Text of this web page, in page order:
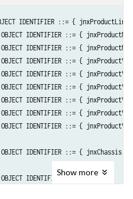
IDENTIFIER ::= {
IDENTIFIER ::= {
IDENTIFIER ::= {
IDENTIFIER ::= {
IDENTIFIER ::= {
IDENTIFIER ::= {
IDENTIFIER ::= {
IDENTIFIER ::= {
IDENTIFIER ::= {
IDENTIFIER ::= { jnxChassis
IDENTIFIER ::= { jnxSlot
Show more